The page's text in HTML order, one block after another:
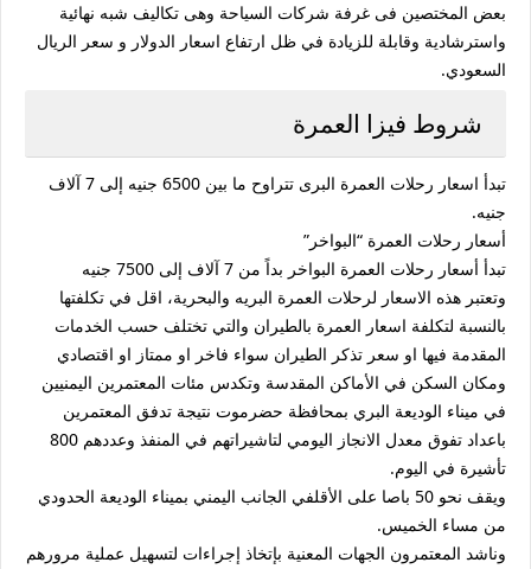
بعض المختصين فى غرفة شركات السياحة وهى تكاليف شبه نهائية
واسترشادية وقابلة للزيادة في ظل ارتفاع اسعار الدولار و سعر الريال
السعودي.
شروط فيزا العمرة
تبدأ اسعار رحلات العمرة البرى تتراوح ما بين 6500 جنيه إلى 7 آلاف
جنيه.
أسعار رحلات العمرة “البواخر”
تبدأ أسعار رحلات العمرة البواخر بداً من 7 آلاف إلى 7500 جنيه
وتعتبر هذه الاسعار لرحلات العمرة البريه والبحرية، اقل في تكلفتها
بالنسبة لتكلفة اسعار العمرة بالطيران والتي تختلف حسب الخدمات
المقدمة فيها او سعر تذكر الطيران سواء فاخر او ممتاز او اقتصادي
ومكان السكن في الأماكن المقدسة وتكدس مئات المعتمرين اليمنيين
في ميناء الوديعة البري بمحافظة حضرموت نتيجة تدفق المعتمرين
باعداد تفوق معدل الانجاز اليومي لتاشيراتهم في المنفذ وعددهم 800
تأشيرة في اليوم.
ويقف نحو 50 باصا على الأقلفي الجانب اليمني بميناء الوديعة الحدودي
من مساء الخميس.
وناشد المعتمرون الجهات المعنية بإتخاذ إجراءات لتسهيل عملية مرورهم